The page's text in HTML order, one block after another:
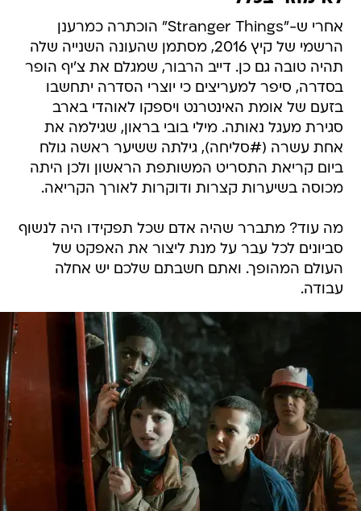
אחרי ש-"Stranger Things" הוכתרה כמרענן
הרשמי של קיץ 2016, מסתמן שהעונה השנייה שלה
תהיה טובה גם כן. דייב הרבור, שמגלם את צ'יף הופר
בסדרה, סיפר למעריצים כי יוצרי הסדרה יתחשבו
בזעם של אומת האינטרנט ויספקו לאוהדי בארב
סגירת מעגל נאותה. מילי בובי בראון, שגילמה את
אחת עשרה (#סליחה), גילתה ששיער ראשה גולח
ביום קריאת התסריט המשותפת הראשון ולכן היתה
מכוסה בשיערות קצרות ודוקרות לאורך הקריאה.
מה עוד? מתברר שהיה אדם שכל תפקידו היה לנשוף
סביונים לכל עבר על מנת ליצור את האפקט של
העולם המהופך. ואתם חשבתם שלכם יש אחלה
עבודה.